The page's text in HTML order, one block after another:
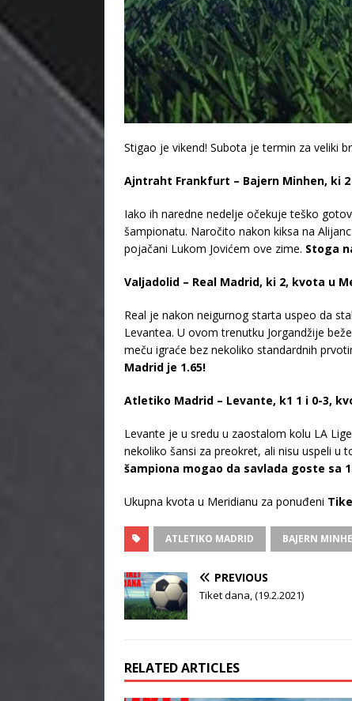
Stigao je vikend! Subota je termin za veliki
Ajntraht Frankfurt – Bajern Minhen, ki
Iako ih naredne nedelje očekuje teško
šampionatu. Naročito nakon kiksa na
pojačani Lukom Jovićem ove zime. Stoga
Valjadolid – Real Madrid, ki 2, kvota u
Real je nakon neigurnog starta uspeo da
Levantea. U ovom trenutku Jorgandžije
meču igraće bez nekoliko standardnih
Madrid je 1.65!
Atletiko Madrid – Levante, k1 1 i 0-3,
Levante je u sredu u zaostalom kolu LA
nekoliko šansi za preokret, ali nisu uspeli u
šampiona mogao da savlada goste sa
Ukupna kvota u Meridianu za ponuđeni
ATLETIKO MADRID BAJERN
PREVIOUS
Tiket dana, (19.2.2021)
RELATED ARTICLES